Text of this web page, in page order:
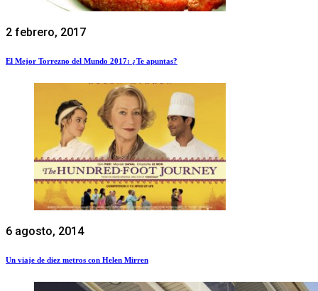
2 febrero, 2017
El Mejor Torrezno del Mundo 2017: ¿Te apuntas?
6 agosto, 2014
Un viaje de diez metros con Helen Mirren